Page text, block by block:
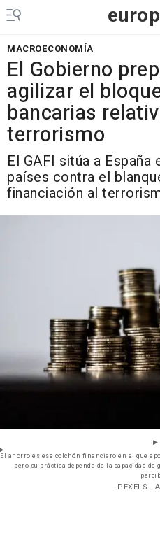
MACROECONOMÍA
El Gobierno
agilizar el
bancarias
terrorismo
El GAFI sitúa a
países contra el
financiación al
El ahorro es ese colchón financiero en el que
pero su práctica depende de la capacidad
- PEXELS -